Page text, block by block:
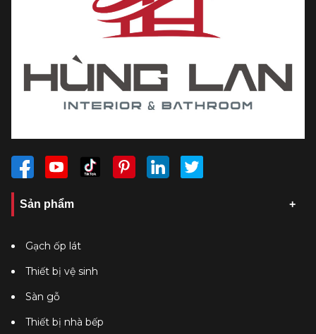
Sản phẩm
Gạch ốp lát
Thiết bị vệ sinh
Sàn gỗ
Thiết bị nhà bếp